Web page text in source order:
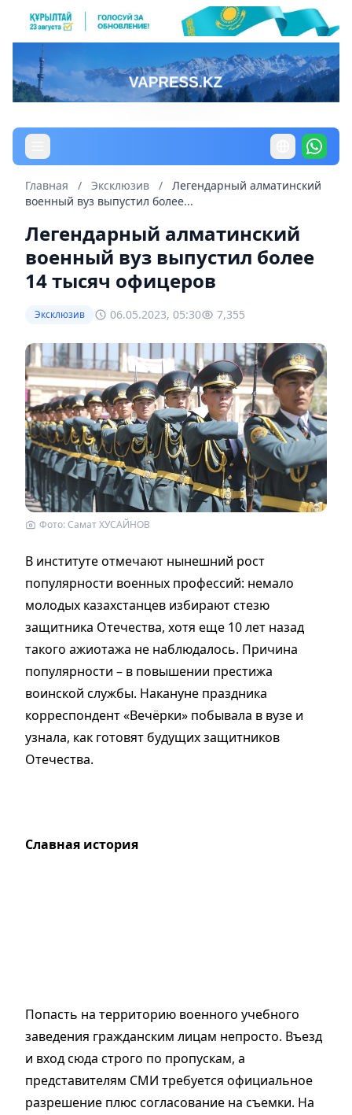
Главная / Эксклюзив /
Легендарный алматинский
военный вуз выпустил более...
Легендарный алматинский
военный вуз выпустил более
14 тысяч офицеров
Эксклюзив 06.05.2023, 05:30 7,355
Фото: Самат ХУСАЙНОВ
В институте отмечают нынешний рост
популярности военных профессий: немало
молодых казахстанцев избирают стезю
защитника Отечества, хотя еще 10 лет назад
такого ажиотажа не наблюдалось. Причина
популярности – в повышении престижа
воинской службы. Накануне праздника
корреспондент «Вечёрки» побывала в вузе и
узнала, как готовят будущих защитников
Отечества.
Славная история
Попасть на территорию военного учебного
заведения гражданским лицам непросто. Въезд
и вход сюда строго по пропускам, а
представителям СМИ требуется официальное
разрешение плюс согласование на съемки. На